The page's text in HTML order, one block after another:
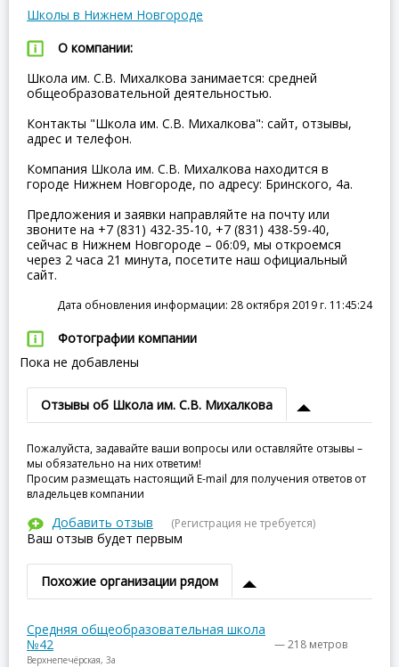
Школы в Нижнем Новгороде
О компании:
Школа им. С.В. Михалкова занимается: средней
общеобразовательной деятельностью.
Контакты "Школа им. С.В. Михалкова": сайт, отзывы,
адрес и телефон.
Компания Школа им. С.В. Михалкова находится в
городе Нижнем Новгороде, по адресу: Бринского, 4а.
Предложения и заявки направляйте на почту или
звоните на +7 (831) 432-35-10, +7 (831) 438-59-40,
сейчас в Нижнем Новгороде – 06:09, мы откроемся
через 2 часа 21 минута, посетите наш официальный
сайт.
Дата обновления информации: 28 октября 2019 г. 11:45:24
Фотографии компании
Пока не добавлены
Отзывы об Школа им. С.В. Михалкова
Пожалуйста, задавайте ваши вопросы или оставляйте отзывы –
мы обязательно на них ответим!
Просим размещать настоящий E-mail для получения ответов от
владельцев компании
Добавить отзыв (Регистрация не требуется)
Ваш отзыв будет первым
Похожие организации рядом
Средняя общеобразовательная школа
№42
Верхнепечёрская, 3а
— 218 метров